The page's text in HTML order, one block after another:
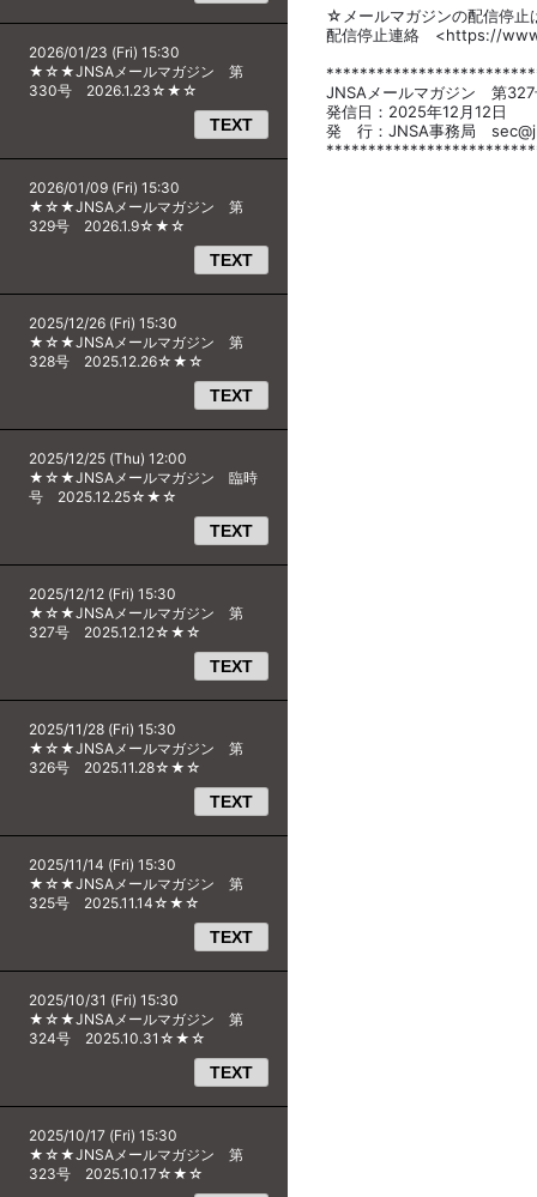
2026/01/23 (Fri) 15:30
★☆★JNSAメールマガジン 第
330号 2026.1.23☆★☆
TEXT
2026/01/09 (Fri) 15:30
★☆★JNSAメールマガジン 第
329号 2026.1.9☆★☆
TEXT
2025/12/26 (Fri) 15:30
★☆★JNSAメールマガジン 第
328号 2025.12.26☆★☆
TEXT
2025/12/25 (Thu) 12:00
★☆★JNSAメールマガジン 臨時
号 2025.12.25☆★☆
TEXT
2025/12/12 (Fri) 15:30
★☆★JNSAメールマガジン 第
327号 2025.12.12☆★☆
TEXT
2025/11/28 (Fri) 15:30
★☆★JNSAメールマガジン 第
326号 2025.11.28☆★☆
TEXT
2025/11/14 (Fri) 15:30
★☆★JNSAメールマガジン 第
325号 2025.11.14☆★☆
TEXT
2025/10/31 (Fri) 15:30
★☆★JNSAメールマガジン 第
324号 2025.10.31☆★☆
TEXT
2025/10/17 (Fri) 15:30
★☆★JNSAメールマガジン 第
323号 2025.10.17☆★☆
☆メールマガジンの配信停止
配信停止連絡 <https://
JNSAメールマガジン 第327
発信日：2025年12月12日
発 行：JNSA事務局